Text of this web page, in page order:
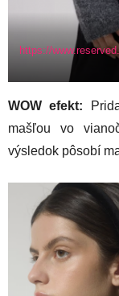
https://
WOW efekt:
mašľou vo
výsledok pôsobí